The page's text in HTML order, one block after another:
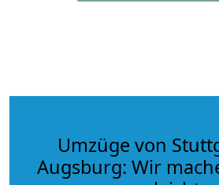
Umzüge von
Augsburg: Wir